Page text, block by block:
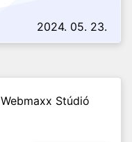
2024. 05. 23.
Webmaxx Stúdió